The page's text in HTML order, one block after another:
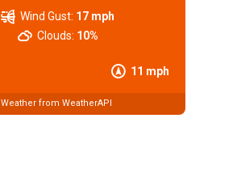
11 mph
Wind Gust: 17 mph
Clouds: 10%
Weather from WeatherAPI